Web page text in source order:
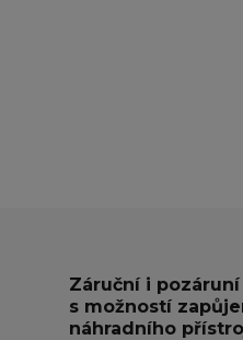
Záruční i
s možností
náhradního